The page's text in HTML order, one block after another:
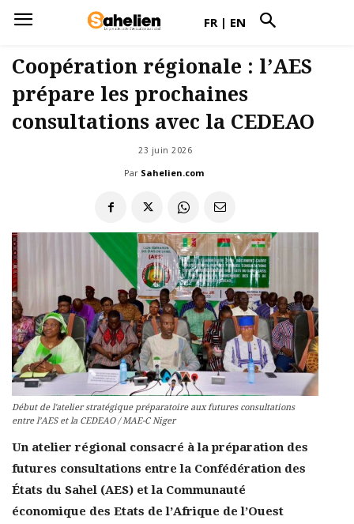
FR | EN
Coopération régionale : l’AES
prépare les prochaines
consultations avec la CEDEAO
23 juin 2026
Par Sahelien.com
Début de l'atelier stratégique préparatoire aux futures consultations
entre l’AES et la CEDEAO / MAE-C Niger
Un atelier régional consacré à la préparation des
futures consultations entre la Confédération des
États du Sahel (AES) et la Communauté
économique des Etats de l’Afrique de l’Ouest